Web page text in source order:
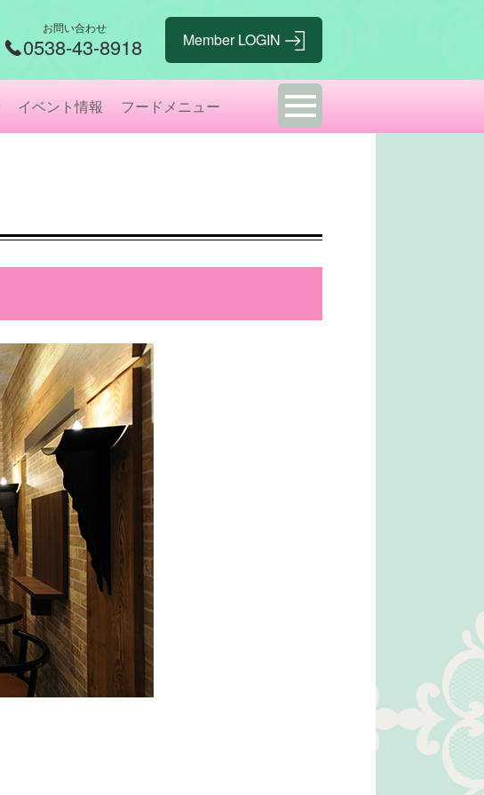
お問い合わせ
0538-43-8918
イベント情報 フードメニュー